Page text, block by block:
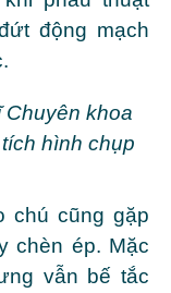
động mạch
Chuyên khoa
hình chụp
chú cũng gặp
chèn ép. Mặc
vẫn bế tắc